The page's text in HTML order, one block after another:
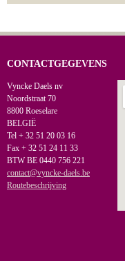
CONTACTGEGEVENS
Vyncke Daels nv
Noordstraat 70
8800 Roeselare
BELGIË
Tel + 32 51 20 03 16
Fax + 32 51 24 11 33
BTW BE 0440 756 221
contact@vyncke-daels.be
Routebeschrijving